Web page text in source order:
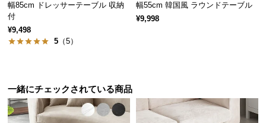
に
い
証
に
つ
幅85cm ドレッサーテーブル 収納
付
¥9,498
5 （5）
幅55cm 韓国風 ラウンドテーブル
¥9,998
一緒にチェックされている商品